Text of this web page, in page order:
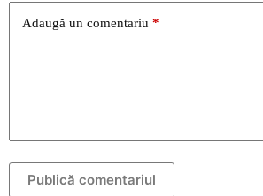
Adaugă un comentariu *
Publică comentariul